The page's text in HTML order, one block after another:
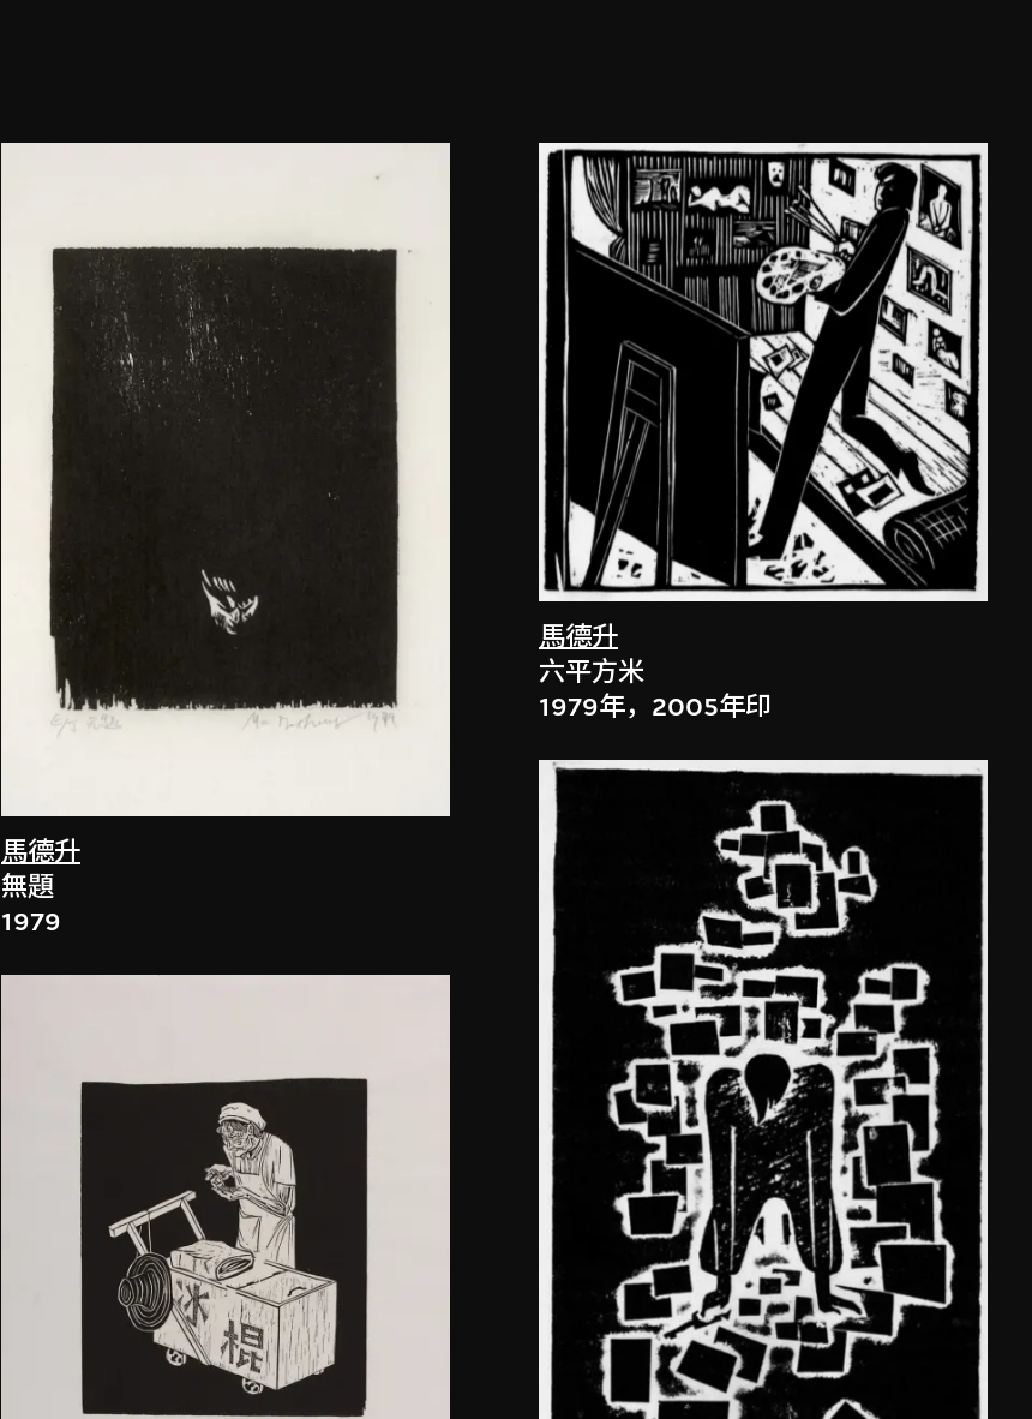
馬德升
無題
1979
馬德升
六平方米
1979年，2005年印